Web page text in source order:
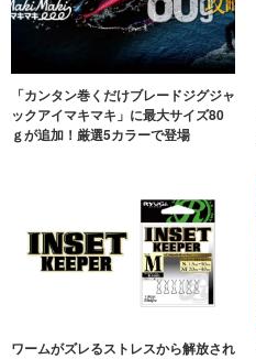
「カンタン巻くだけブレードジグジャ
ックアイマキマキ」に最大サイズ80
ｇが追加！厳選5カラーで登場
ワームがズレるストレスから解放され